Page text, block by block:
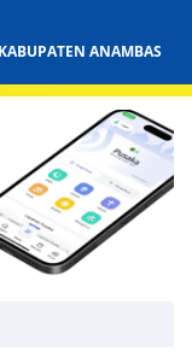
ANAMBAS